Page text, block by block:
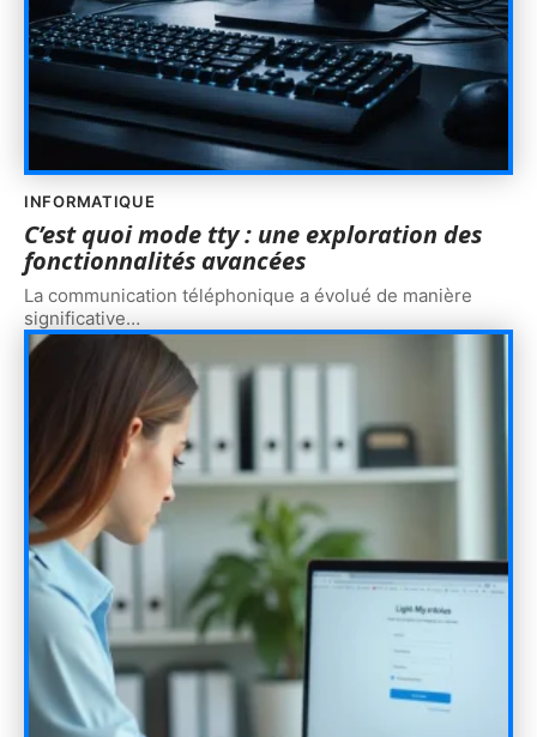
INFORMATIQUE
C’est quoi mode tty : une exploration des
fonctionnalités avancées
La communication téléphonique a évolué de manière
significative…